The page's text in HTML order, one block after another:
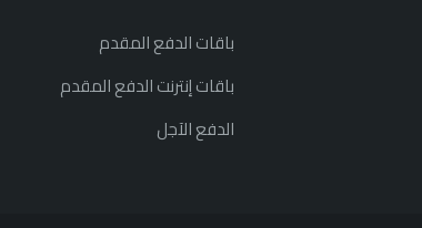
باقات الدفع المقدم
باقات إنترنت الدفع المقدم
الدفع الآجل